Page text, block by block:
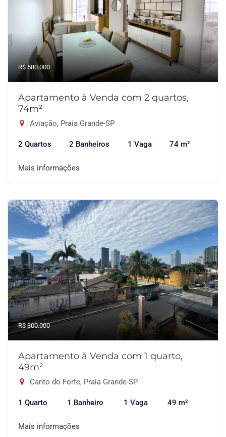
R$ 580.000
Apartamento à Venda com 2 quartos,
74m²
Aviação, Praia Grande-SP
2 Quartos 2 Banheiros 1 Vaga 74 m²
Mais informações
R$ 300.000
Apartamento à Venda com 1 quarto,
49m²
Canto do Forte, Praia Grande-SP
1 Quarto 1 Banheiro 1 Vaga 49 m²
Mais informações